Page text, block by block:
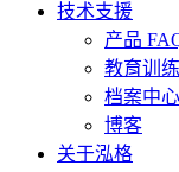
技术支援
产品
教育训练
档案中心
博客
关于泓格